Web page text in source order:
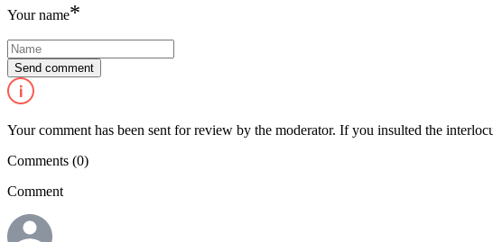
Your name*
Your comment has been sent for review by the moderator. If you insulted the
Comments (0)
Comment